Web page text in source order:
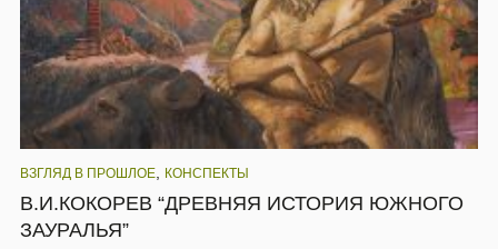
ВЗГЛЯД В ПРОШЛОЕ КОНСПЕКТЫ
В.И.КОКОРЕВ “ДРЕВНЯЯ ИСТОРИЯ ЮЖНОГО
ЗАУРАЛЬЯ”